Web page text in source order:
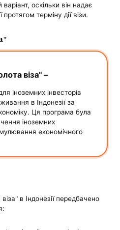
оскільки він надає
терміну дії візи.
віза" –
іноземних інвесторів
в Індонезії за
Ця програма була
іноземних
економічного
в Індонезії передбачено